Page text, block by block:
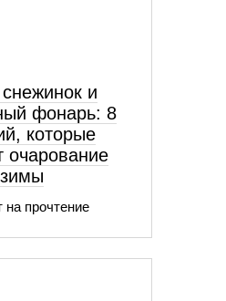
и
фонарь: 8
которые
очарование
зимы
на прочтение